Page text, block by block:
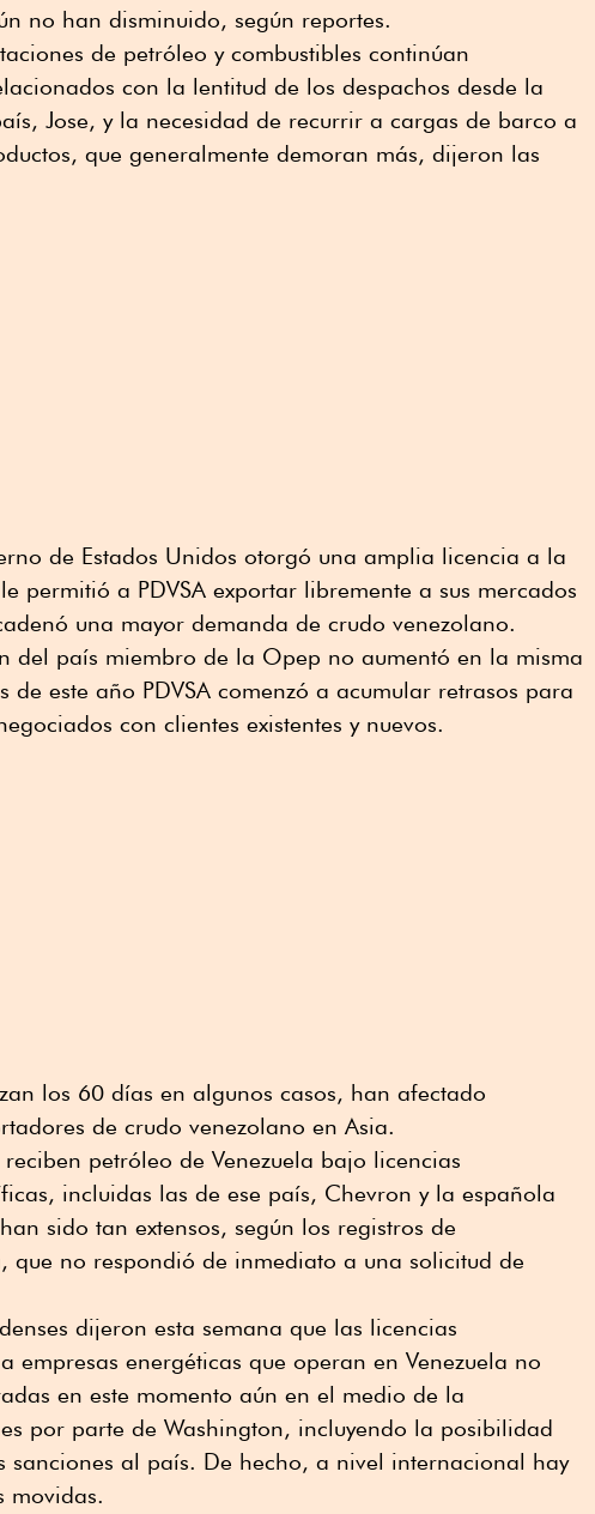
no han disminuido, según reportes.
de petróleo y combustibles continúan
con la lentitud de los despachos desde la
Jose, y la necesidad de recurrir a cargas de barco a
que generalmente demoran más, dijeron las
de Estados Unidos otorgó una amplia licencia a la
permitió a PDVSA exportar libremente a sus mercados
una mayor demanda de crudo venezolano.
del país miembro de la Opep no aumentó en la misma
este año PDVSA comenzó a acumular retrasos para
con clientes existentes y nuevos.
los 60 días en algunos casos, han afectado
de crudo venezolano en Asia.
petróleo de Venezuela bajo licencias
incluidas las de ese país, Chevron y la española
sido tan extensos, según los registros de
que no respondió de inmediato a una solicitud de
dijeron esta semana que las licencias
empresas energéticas que operan en Venezuela no
en este momento aún en el medio de la
por parte de Washington, incluyendo la posibilidad
sanciones al país. De hecho, a nivel internacional hay
movidas.